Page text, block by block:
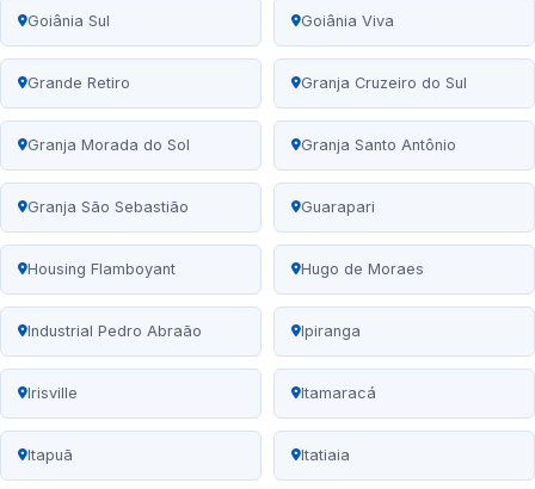
Goiânia Sul Goiânia Viva
Grande Retiro Granja Cruzeiro do Sul
Granja Morada do Sol Granja Santo Antônio
Granja São Sebastião Guarapari
Housing Flamboyant Hugo de Moraes
Industrial Pedro Abraão Ipiranga
Irisville Itamaracá
Itapuã Itatiaia